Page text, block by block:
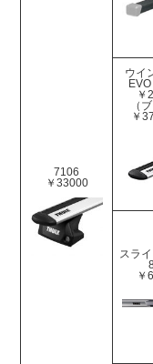
7106
￥33000
ウイ
￥
（
￥
スラ
￥